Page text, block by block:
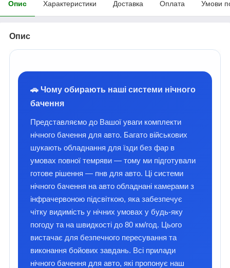
Опис Характеристики Доставка Оплата Умови
Опис
🚗 Чому обирають наші системи нічного
бачення
Представляємо до Вашої уваги комплекти
нічного бачення для авто. Багато військових
шукають обладнання для їзди без фар в
умовах повної темряви — тому ми підготували
готове рішення — пнв для авто. Ці системи
нічного бачення на авто обладнані камерами з
інфрачервоною підсвіткою, яка забезпечує
чітку видимість у нічних умовах у будь-яку
погоду та на швидкості до 80 км/год. Цього
вистачає для безпечного пересування та
виконання бойових завдань. Всі прилади
нічного бачення для авто, які пропонує наш